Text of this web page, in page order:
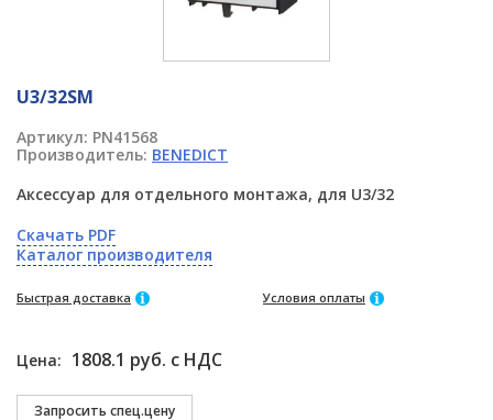
U3/32SM
Артикул: PN41568
Производитель: BENEDICT
Аксессуар для отдельного монтажа, для U3/32
Скачать PDF
Каталог производителя
Быстрая доставка Условия оплаты
Цена: 1808.1 руб. с НДС